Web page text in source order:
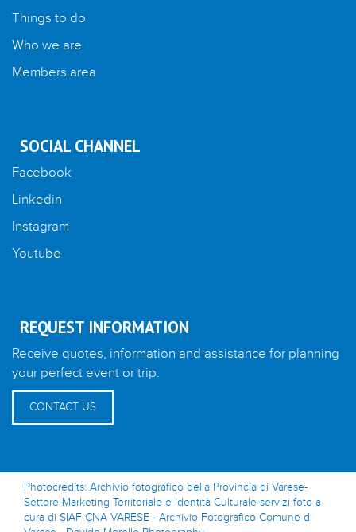
Things to do
Who we are
Members area
SOCIAL CHANNEL
Facebook
Linkedin
Instagram
Youtube
REQUEST INFORMATION
Receive quotes, information and assistance for planning
your perfect event or trip.
CONTACT US
Photocredits: Archivio fotografico della Provincia di Varese-
Settore Marketing Territoriale e Identità Culturale-servizi foto a
cura di SIAF-CNA VARESE - Archivio Fotografico Comune di